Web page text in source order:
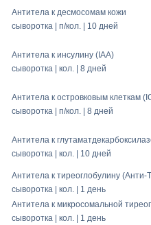
Антитела к десмосомам кожи
сыворотка | п/кол. | 10 дней
Антитела к инсулину (IAA)
сыворотка | кол. | 8 дней
Антитела к островковым клеткам
сыворотка | п/кол. | 8 дней
Антитела к
сыворотка | кол. | 10 дней
Антитела к тиреоглобулину (Анти-
сыворотка | кол. | 1 день
Антитела к микросомальной
сыворотка | кол. | 1 день